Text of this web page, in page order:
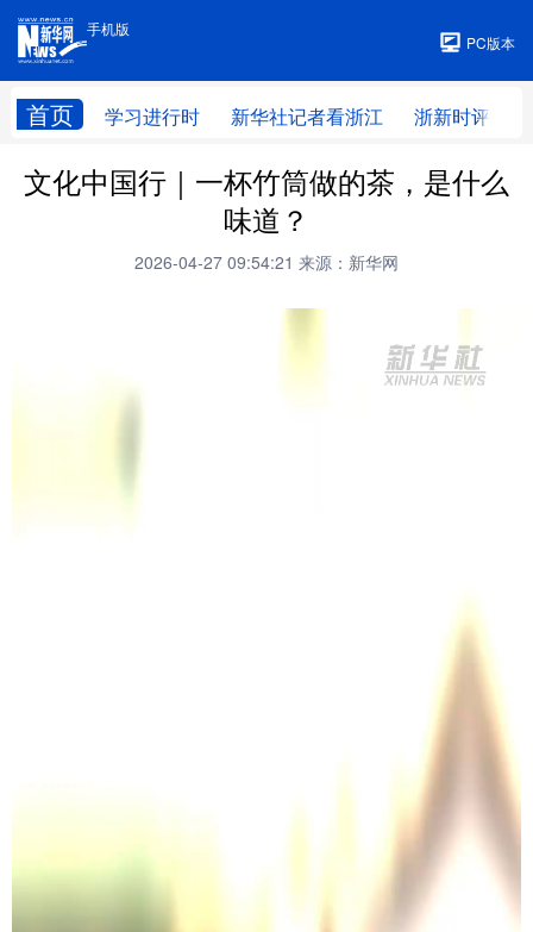
手机版
PC版本
首页 学习进行时 新华社记者看浙江 浙新时评
手机版
文化中国行｜一杯竹筒做的茶，是什么
味道？
2026-04-27 09:54:21 来源：新华网